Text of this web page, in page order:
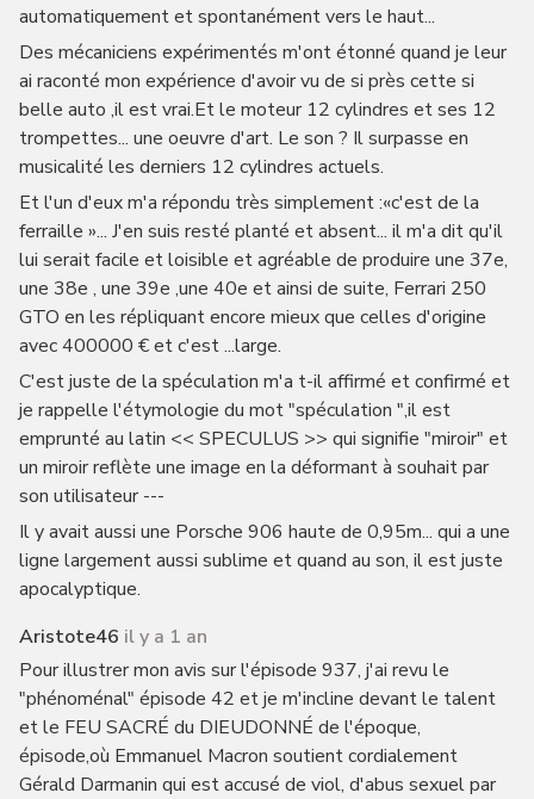
automatiquement et spontanément vers le haut...
Des mécaniciens expérimentés m'ont étonné quand je leur
ai raconté mon expérience d'avoir vu de si près cette si
belle auto ,il est vrai.Et le moteur 12 cylindres et ses 12
trompettes... une oeuvre d'art. Le son ? Il surpasse en
musicalité les derniers 12 cylindres actuels.
Et l'un d'eux m'a répondu très simplement :«c'est de la
ferraille »... J'en suis resté planté et absent... il m'a dit qu'il
lui serait facile et loisible et agréable de produire une 37e,
une 38e , une 39e ,une 40e et ainsi de suite, Ferrari 250
GTO en les répliquant encore mieux que celles d'origine
avec 400000 € et c'est ...large.
C'est juste de la spéculation m'a t-il affirmé et confirmé et
je rappelle l'étymologie du mot "spéculation ",il est
emprunté au latin << SPECULUS >> qui signifie "miroir" et
un miroir reflète une image en la déformant à souhait par
son utilisateur ---
Il y avait aussi une Porsche 906 haute de 0,95m... qui a une
ligne largement aussi sublime et quand au son, il est juste
apocalyptique.
Aristote46 il y a 1 an
Pour illustrer mon avis sur l'épisode 937, j'ai revu le
"phénoménal" épisode 42 et je m'incline devant le talent
et le FEU SACRÉ du DIEUDONNÉ de l'époque,
épisode,où Emmanuel Macron soutient cordialement
Gérald Darmanin qui est accusé de viol, d'abus sexuel par